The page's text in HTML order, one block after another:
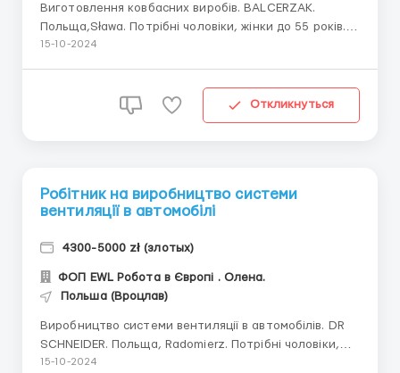
Виготовлення ковбасних виробів. BALCERZAK.
Польща,Sława. Потрібні чоловіки, жінки до 55 років.
Заробітня плата: 22,37 зл нетто. Обов'язки -
складування готової продукції в ящики - поклейка
15-10-2024
Откликнуться
Робітник на виробництво системи
вентиляції в автомобілі
4300-5000 zł (злотых)
ФОП EWL Робота в Європі . Олена.
Польша (Вроцлав)
Виробництво системи вентиляції в автомобілів. DR
SCHNEIDER. Польща, Radomierz. Потрібні чоловіки,
жінки, пари до 50 р. Заробітня плата: 4 300 зл
15-10-2024